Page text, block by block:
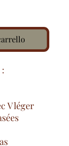
V léger